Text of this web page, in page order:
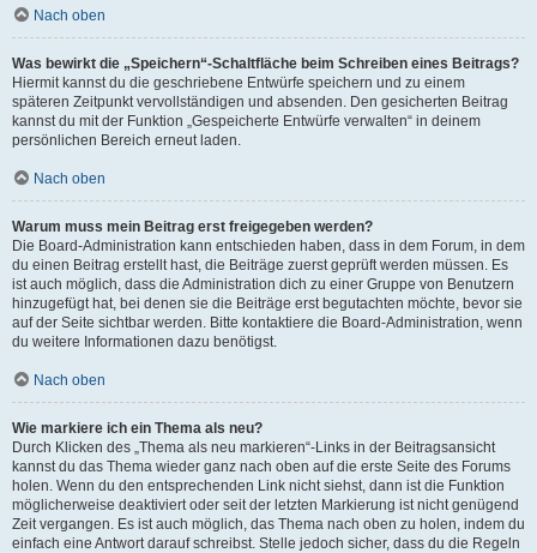
Nach oben
Was bewirkt die „Speichern“-Schaltfläche beim Schreiben eines Beitrags?
Hiermit kannst du die geschriebene Entwürfe speichern und zu einem
späteren Zeitpunkt vervollständigen und absenden. Den gesicherten Beitrag
kannst du mit der Funktion „Gespeicherte Entwürfe verwalten“ in deinem
persönlichen Bereich erneut laden.
Nach oben
Warum muss mein Beitrag erst freigegeben werden?
Die Board-Administration kann entschieden haben, dass in dem Forum, in dem
du einen Beitrag erstellt hast, die Beiträge zuerst geprüft werden müssen. Es
ist auch möglich, dass die Administration dich zu einer Gruppe von Benutzern
hinzugefügt hat, bei denen sie die Beiträge erst begutachten möchte, bevor sie
auf der Seite sichtbar werden. Bitte kontaktiere die Board-Administration, wenn
du weitere Informationen dazu benötigst.
Nach oben
Wie markiere ich ein Thema als neu?
Durch Klicken des „Thema als neu markieren“-Links in der Beitragsansicht
kannst du das Thema wieder ganz nach oben auf die erste Seite des Forums
holen. Wenn du den entsprechenden Link nicht siehst, dann ist die Funktion
möglicherweise deaktiviert oder seit der letzten Markierung ist nicht genügend
Zeit vergangen. Es ist auch möglich, das Thema nach oben zu holen, indem du
einfach eine Antwort darauf schreibst. Stelle jedoch sicher, dass du die Regeln